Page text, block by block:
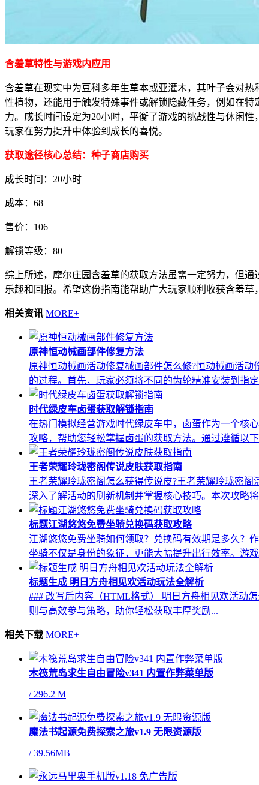
含羞草特性与游戏内应用
含羞草在现实中为豆科多年生草本或亚灌木，其叶子会对
性植物，还能用于触发特殊事件或解锁隐藏任务，例如在
力。成长时间设定为20小时，平衡了游戏的挑战性与休闲
玩家在努力提升中体验到成长的喜悦。
获取途径核心总结：种子商店购买
成长时间：20小时
成本：68
售价：106
解锁等级：80
综上所述，摩尔庄园含羞草的获取方法虽需一定努力，但
乐趣和回报。希望这份指南能帮助广大玩家顺利收获含羞草
相关资讯 MORE+
原神恒动械画部件修复方法
原神恒动械画活动修复械画部件怎么修?恒动械画活
的过程。首先，玩家必须将不同的齿轮精准安装到指
时代绿皮车卤蛋获取解锁指南
在热门模拟经营游戏时代绿皮车中，卤蛋作为一个核
攻略，帮助您轻松掌握卤蛋的获取方法。通过遵循以
王者荣耀玲珑密阁传说皮肤获取指南
王者荣耀玲珑密阁怎么获得传说皮?王者荣耀玲珑密
深入了解活动的刷新机制并掌握核心技巧。本次攻略
标题江湖悠悠免费坐骑兑换码获取攻略
江湖悠悠免费坐骑如何领取？兑换码有效期是多久？
坐骑不仅是身份的象征，更能大幅提升出行效率。游
标题生成 明日方舟相见欢活动玩法全解析
### 改写后内容（HTML格式） 明日方舟相见欢活动
则与高效参与策略，助你轻松获取丰厚奖励...
相关下载 MORE+
木筏荒岛求生自由冒险v341 内置作弊菜单版
/296.2 M
魔法书起源免费探索之旅v1.9 无限资源版
/39.56MB